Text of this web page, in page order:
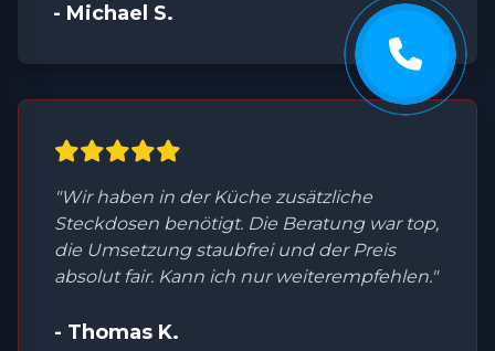
- Michael S.
"Wir haben in der Küche zusätzliche
Steckdosen benötigt. Die Beratung war top,
die Umsetzung staubfrei und der Preis
absolut fair. Kann ich nur weiterempfehlen."
- Thomas K.